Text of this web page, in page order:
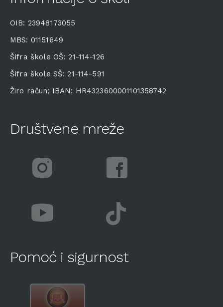
OIB: 23948173055
MBS: 01151649
Šifra škole OŠ: 21-114-126
Šifra škole SŠ: 21-114-591
Žiro račun; IBAN: HR4323600001101358742
Društvene mreže
Pomoć i sigurnost